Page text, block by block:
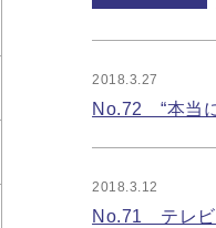
2018.3.27
No.72 “本当
2018.3.12
No.71 テレビ